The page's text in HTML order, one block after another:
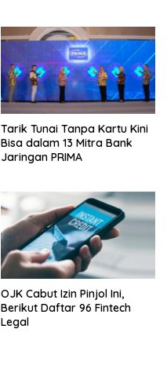
Tarik Tunai Tanpa Kartu Kini
Bisa dalam 13 Mitra Bank
Jaringan PRIMA
OJK Cabut Izin Pinjol Ini,
Berikut Daftar 96 Fintech
Legal